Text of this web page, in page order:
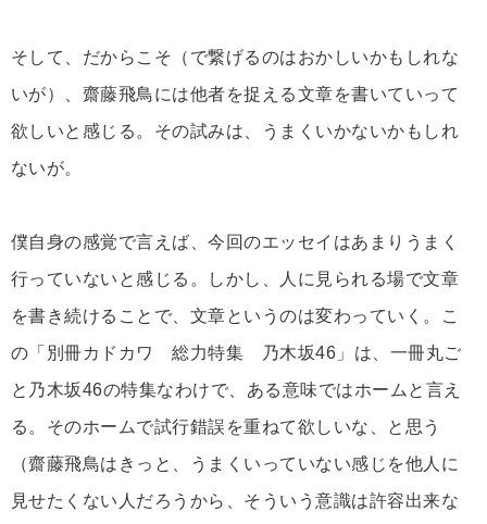
そして、だからこそ（で繋げるのはおかしいかもしれな
いが）、齋藤飛鳥には他者を捉える文章を書いていって
欲しいと感じる。その試みは、うまくいかないかもしれ
ないが。
僕自身の感覚で言えば、今回のエッセイはあまりうまく
行っていないと感じる。しかし、人に見られる場で文章
を書き続けることで、文章というのは変わっていく。こ
の「別冊カドカワ 総力特集 乃木坂46」は、一冊丸ご
と乃木坂46の特集なわけで、ある意味ではホームと言え
る。そのホームで試行錯誤を重ねて欲しいな、と思う
（齋藤飛鳥はきっと、うまくいっていない感じを他人に
見せたくない人だろうから、そういう意識は許容出来な